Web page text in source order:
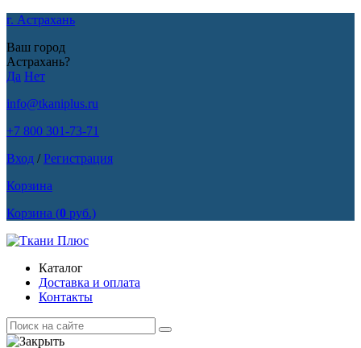
г. Астрахань
Ваш город
Астрахань?
Да Нет
info@tkaniplus.ru
+7 800 301-73-71
Вход /Регистрация
Корзина
Корзина (0 руб.)
Каталог
Доставка и оплата
Контакты